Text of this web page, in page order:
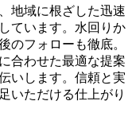
地域に根ざした迅速
ています。水回りか
のフォローも徹底。
合わせた最適な提案
いします。信頼と実
いただける仕上がり